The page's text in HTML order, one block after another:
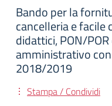
Bando per la
cancelleria e
didattici, PON/
amministrativo con
2018/2019
Stampa / Condividi